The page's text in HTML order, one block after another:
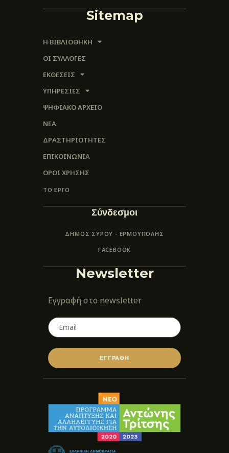
Sitemap
Η ΒΙΒΛΙΟΘΗΚΗ
ΟΙ ΣΥΛΛΟΓΈΣ
ΕΚΘΕΣΕΙΣ
ΥΠΗΡΕΣΙΕΣ
ΨΗΦΙΑΚΌ ΑΡΧΕΊΟ
ΝΕΑ
ΔΡΑΣΤΗΡΙΟΤΗΤΕΣ
ΕΠΙΚΟΙΝΩΝΊΑ
ΌΡΟΙ ΧΡΉΣΗΣ
ΤΟ ΕΡΓΟ
Σύνδεσμοι
ΔΗΜΟΣ ΣΥΡΟΥ - ΕΡΜΟΎΠΟΛΗΣ
FACEBOOK
Newsletter
Εγγραφή στο newsletter
ΕΓΓΡΑΦΗ